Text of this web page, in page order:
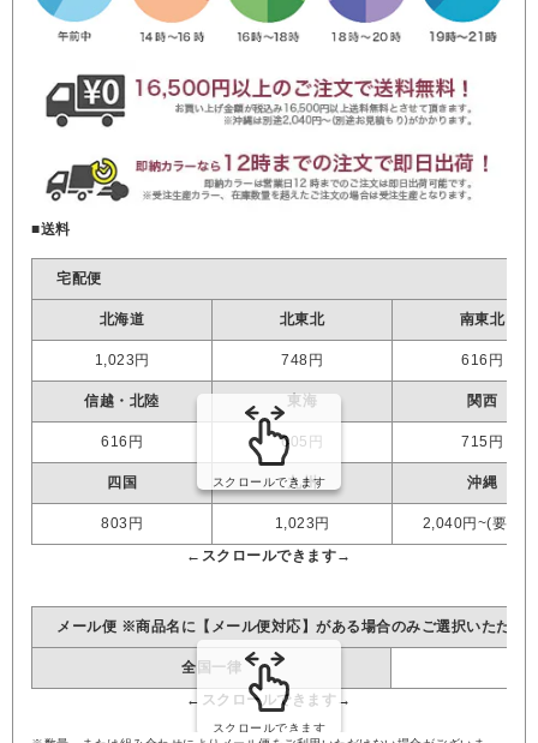
■送料
宅配便
北海道 北東北 南東北
1,023円 748円 616円
信越・北陸 東海 関西
616円 605円 715円
四国 九州 沖縄
803円 1,023円 2,040円~(要見
メール便 ※商品名に【メール便対応】がある場合のみご選択いただけ
全国一律